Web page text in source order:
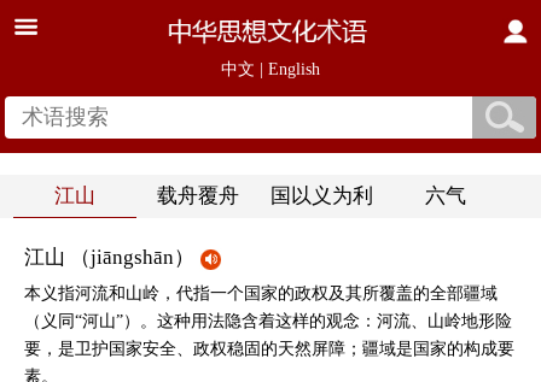
中文 English
江山 载舟覆舟 国以义为利 六气
江山 （jiāngshān）
本义指河流和山岭，代指一个国家的政权及其所覆盖的全部疆域
（义同“河山”）。这种用法隐含着这样的观念：河流、山岭地形险
要，是卫护国家安全、政权稳固的天然屏障；疆域是国家的构成要
素。